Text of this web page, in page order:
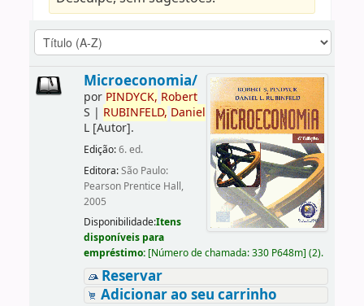
Microeconomia/
por PINDYCK, Robert
S | RUBINFELD, Daniel
L[Autor].
Edição:6. ed.
Editora:São Paulo:
Pearson Prentice Hall,
2005
Disponibilidade:Itens
disponíveis para
empréstimo: [Número de chamada:330 P648m] (2).
Reservar
Adicionar ao seu carrinho